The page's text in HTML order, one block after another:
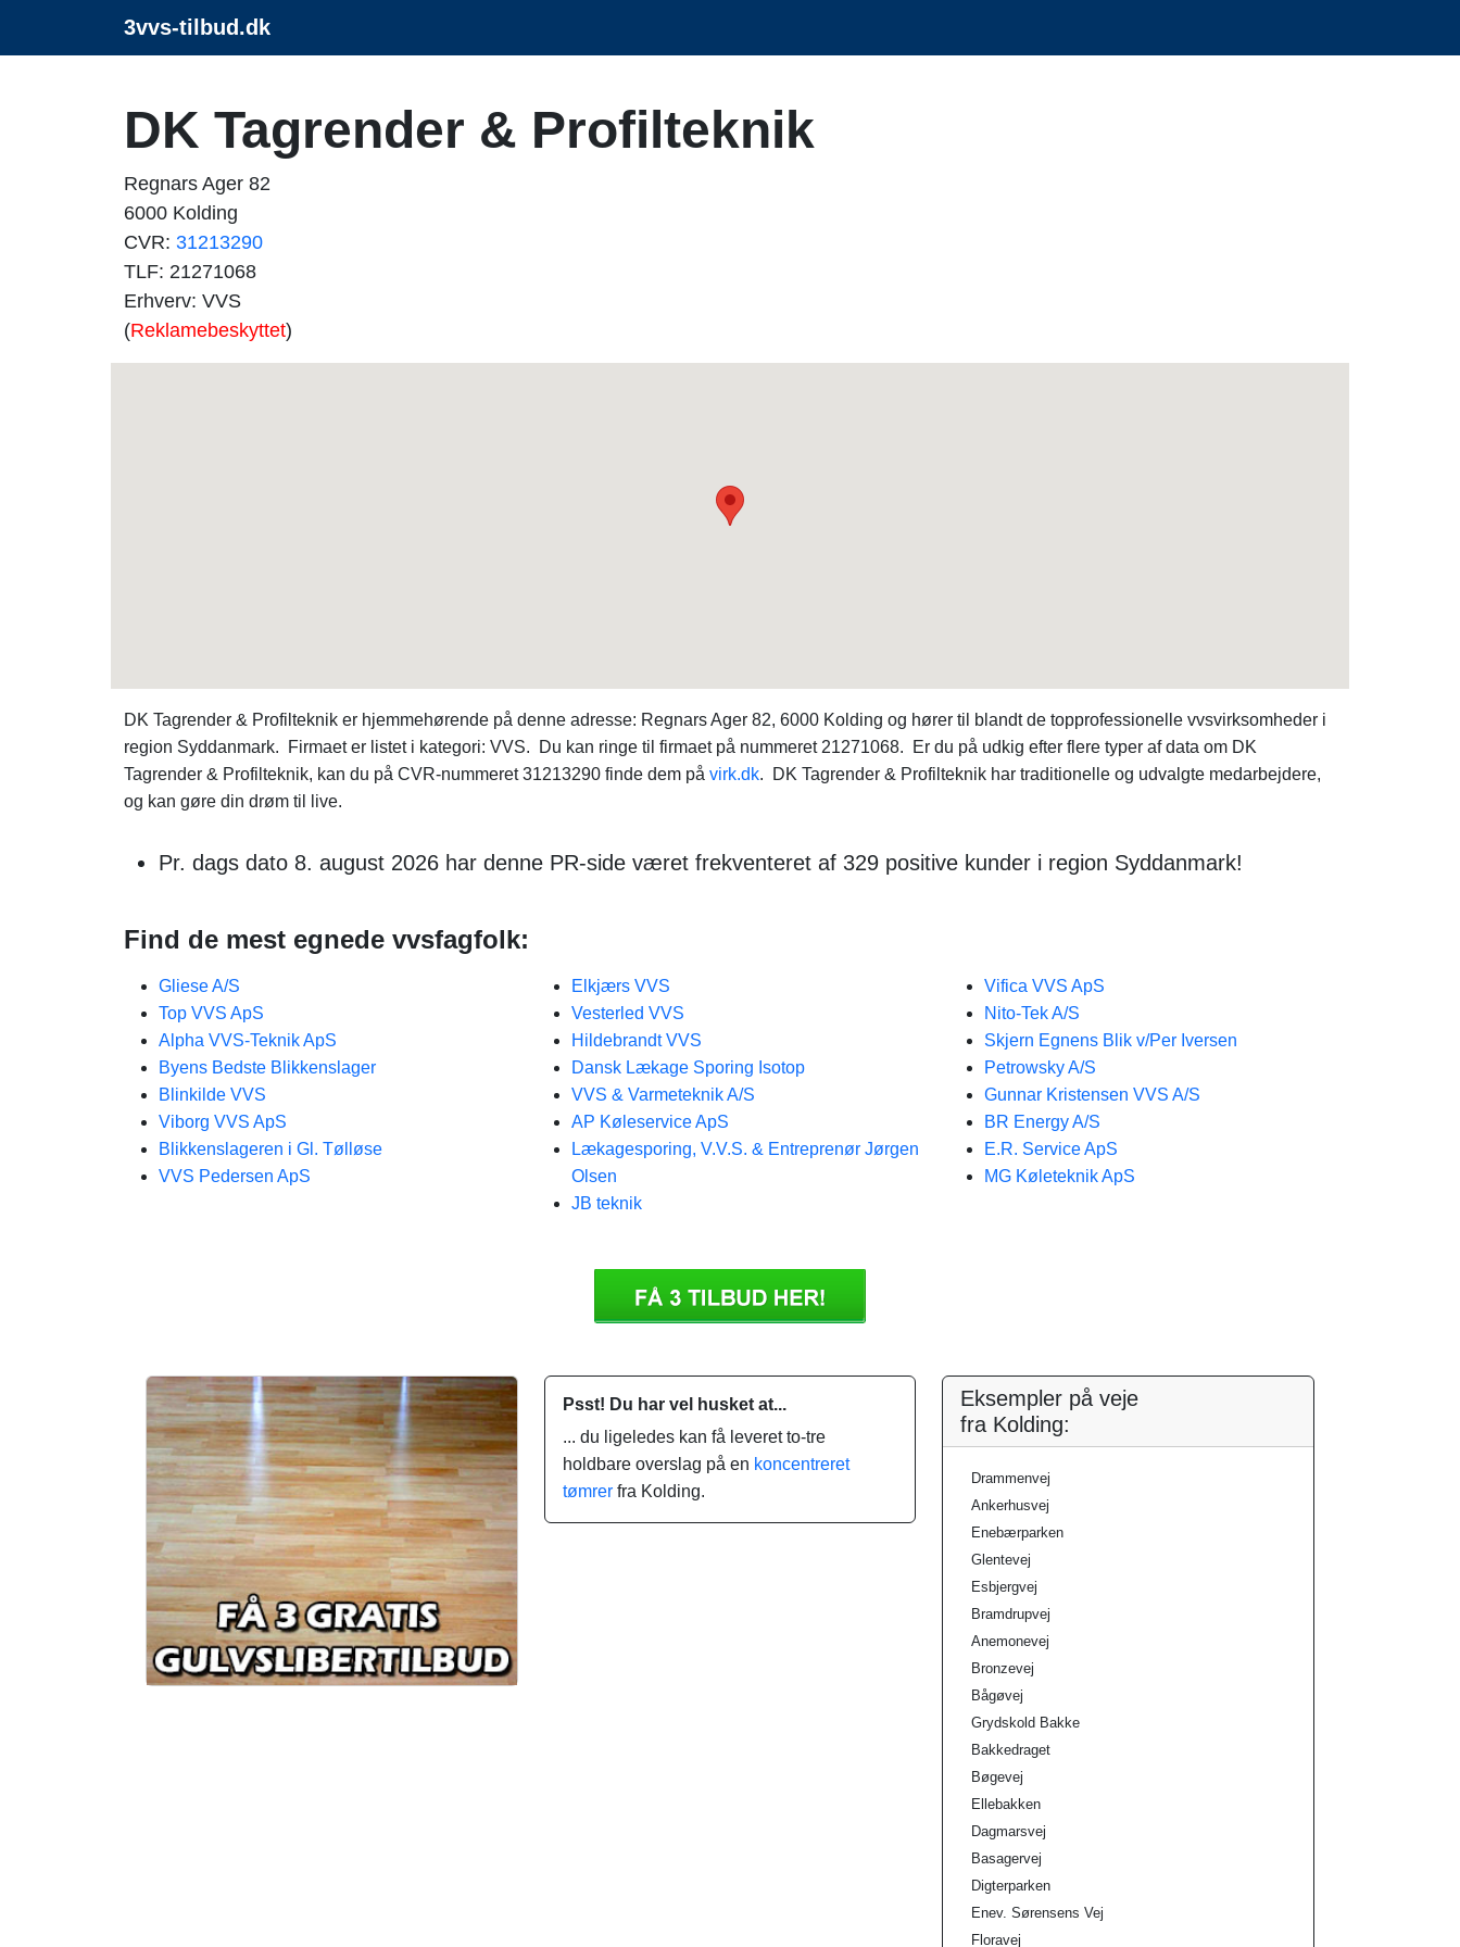
3vvs-tilbud.dk
DK Tagrender & Profilteknik
Regnars Ager 82
6000 Kolding
CVR: 31213290
TLF: 21271068
Erhverv: VVS
(Reklamebeskyttet)
DK Tagrender & Profilteknik er hjemmehørende på denne adresse: Regnars Ager 82, 6000 Kolding og hører til blandt de topprofessionelle vvsvirksomheder i
region Syddanmark. Firmaet er listet i kategori: VVS. Du kan ringe til firmaet på nummeret 21271068. Er du på udkig efter flere typer af data om DK
Tagrender & Profilteknik, kan du på CVR-nummeret 31213290 finde dem på virk.dk. DK Tagrender & Profilteknik har traditionelle og udvalgte medarbejdere,
og kan gøre din drøm til live.
Pr. dags dato 8. august 2026 har denne PR-side været frekventeret af 329 positive kunder i region Syddanmark!
Find de mest egnede vvsfagfolk:
Gliese A/S
Top VVS ApS
Alpha VVS-Teknik ApS
Byens Bedste Blikkenslager
Blinkilde VVS
Viborg VVS ApS
Blikkenslageren i Gl. Tølløse
VVS Pedersen ApS
Elkjærs VVS
Vesterled VVS
Hildebrandt VVS
Dansk Lækage Sporing Isotop
VVS & Varmeteknik A/S
AP Køleservice ApS
Lækagesporing, V.V.S. & Entreprenør Jørgen
Olsen
JB teknik
Vifica VVS ApS
Nito-Tek A/S
Skjern Egnens Blik v/Per Iversen
Petrowsky A/S
Gunnar Kristensen VVS A/S
BR Energy A/S
E.R. Service ApS
MG Køleteknik ApS
Psst! Du har vel husket at...
... du ligeledes kan få leveret to-tre
holdbare overslag på en koncentreret
tømrerfra Kolding.
Eksempler på veje
fra Kolding:
Drammenvej
Ankerhusvej
Enebærparken
Glentevej
Esbjergvej
Bramdrupvej
Anemonevej
Bronzevej
Bågøvej
Grydskold Bakke
Bakkedraget
Bøgevej
Ellebakken
Dagmarsvej
Basagervej
Digterparken
Enev. Sørensens Vej
Floravej